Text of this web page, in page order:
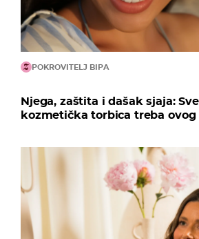
POKROVITELJ BIPA
Njega, zaštita i dašak sjaja:
kozmetička torbica treba ovog